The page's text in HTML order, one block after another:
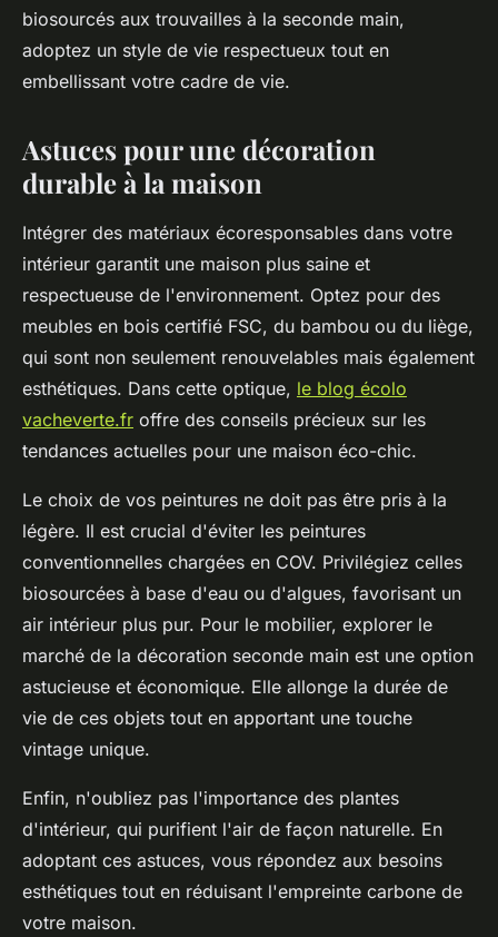
biosourcés aux trouvailles à la seconde main,
adoptez un style de vie respectueux tout en
embellissant votre cadre de vie.
Astuces pour une décoration
durable à la maison
Intégrer des matériaux écoresponsables dans votre
intérieur garantit une maison plus saine et
respectueuse de l'environnement. Optez pour des
meubles en bois certifié FSC, du bambou ou du liège,
qui sont non seulement renouvelables mais également
esthétiques. Dans cette optique, le blog écolo
vacheverte.fr offre des conseils précieux sur les
tendances actuelles pour une maison éco-chic.
Le choix de vos peintures ne doit pas être pris à la
légère. Il est crucial d'éviter les peintures
conventionnelles chargées en COV. Privilégiez celles
biosourcées à base d'eau ou d'algues, favorisant un
air intérieur plus pur. Pour le mobilier, explorer le
marché de la décoration seconde main est une option
astucieuse et économique. Elle allonge la durée de
vie de ces objets tout en apportant une touche
vintage unique.
Enfin, n'oubliez pas l'importance des plantes
d'intérieur, qui purifient l'air de façon naturelle. En
adoptant ces astuces, vous répondez aux besoins
esthétiques tout en réduisant l'empreinte carbone de
votre maison.